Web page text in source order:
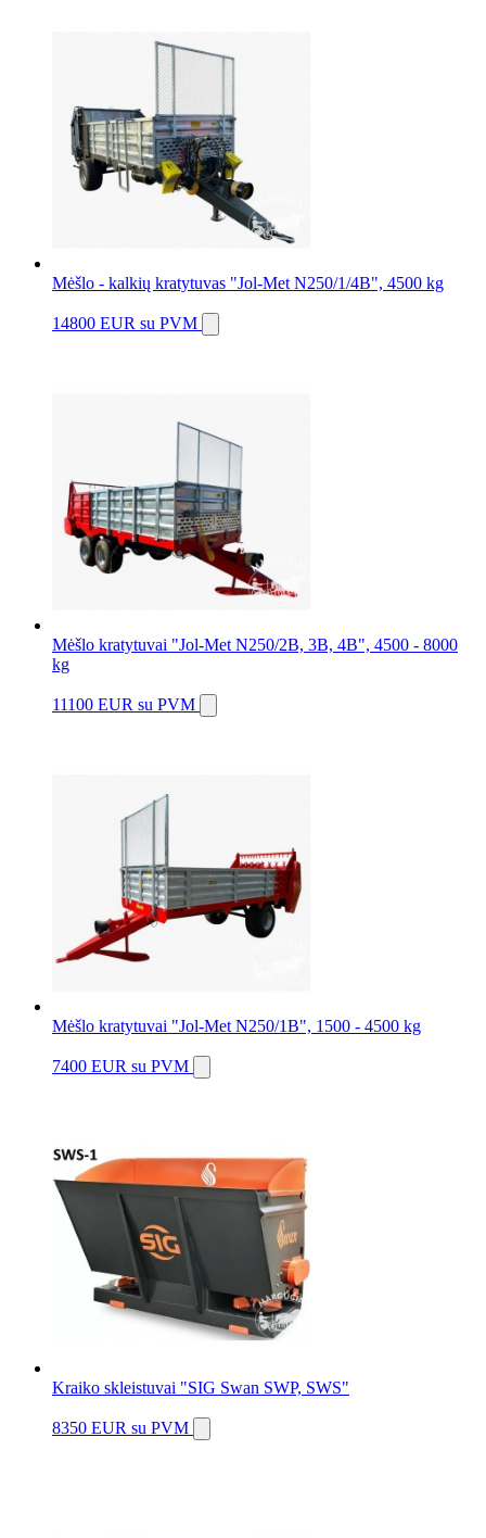
Mėšlo - kalkių kratytuvas "Jol-Met N250/1/4B", 4500 kg
14800 EUR su PVM
Mėšlo kratytuvai "Jol-Met N250/2B, 3B, 4B", 4500 - 8000
kg
11100 EUR su PVM
Mėšlo kratytuvai "Jol-Met N250/1B", 1500 - 4500 kg
7400 EUR su PVM
Kraiko skleistuvai "SIG Swan SWP, SWS"
8350 EUR su PVM